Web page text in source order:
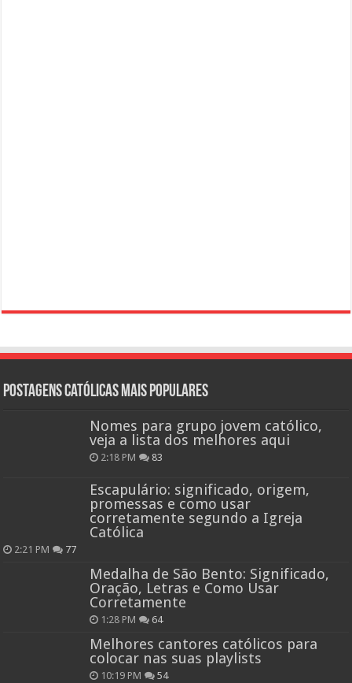
Postagens católicas mais Populares
Nomes para grupo jovem católico,
veja a lista dos melhores aqui
2:18 PM 83
Escapulário: significado, origem,
promessas e como usar
corretamente segundo a Igreja
Católica
2:21 PM 77
Medalha de São Bento: Significado,
Oração, Letras e Como Usar
Corretamente
1:28 PM 64
Melhores cantores católicos para
colocar nas suas playlists
10:19 PM 54